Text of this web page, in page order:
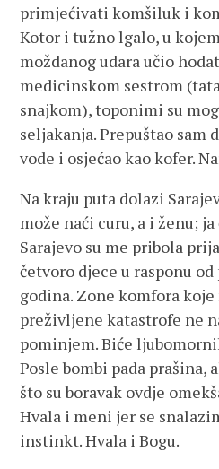
primjećivati komšiluk i
Kotor i tužno lgalo, u
moždanog udara učio
medicinskom sestrom
snajkom), toponimi su
seljakanja. Prepuštao sam
vode i osjećao kao kofer.
Na kraju puta dolazi
može naći curu, a i ženu;
Sarajevo su me pribola
četvoro djece u rasponu
godina. Zone komfora
preživljene katastrofe ne
pominjem. Biće
Posle bombi pada prašina,
što su boravak ovdje
Hvala i meni jer se
instinkt. Hvala i Bogu.